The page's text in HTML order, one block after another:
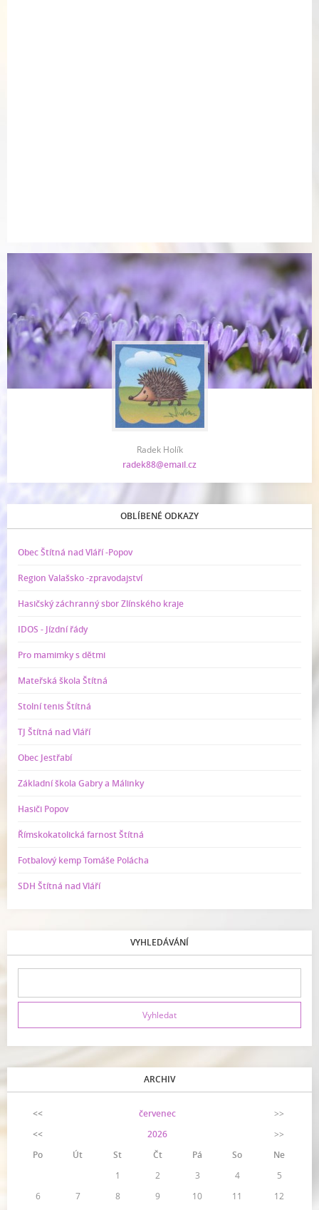
Radek Holík
radek88@email.cz
OBLÍBENÉ ODKAZY
Obec Štítná nad Vláří -Popov
Region Valašsko -zpravodajství
Hasičský záchranný sbor Zlínského kraje
IDOS - Jízdní řády
Pro mamimky s dětmi
Mateřská škola Štítná
Stolní tenis Štítná
TJ Štítná nad Vláří
Obec Jestřabí
Základní škola Gabry a Málinky
Hasiči Popov
Římskokatolická farnost Štítná
Fotbalový kemp Tomáše Polácha
SDH Štítná nad Vláří
VYHLEDÁVÁNÍ
ARCHIV
<< červenec
>>
<<
2026
>>
Po
Út St Čt Pá So
Ne
1
2 3 4
5
6
7 8 9 10 11
12